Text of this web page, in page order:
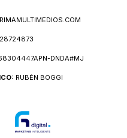
DNDA#MJ
RUBÉN BOGGI